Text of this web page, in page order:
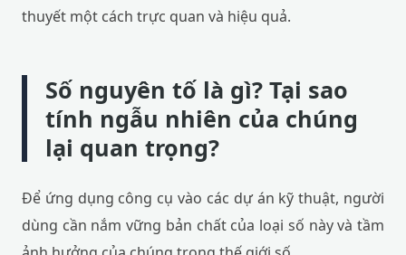
thuyết một cách trực quan và hiệu quả.
Số nguyên tố là gì? Tại sao
tính ngẫu nhiên của chúng
lại quan trọng?
Để ứng dụng công cụ vào các dự án kỹ thuật, người
dùng cần nắm vững bản chất của loại số này và tầm